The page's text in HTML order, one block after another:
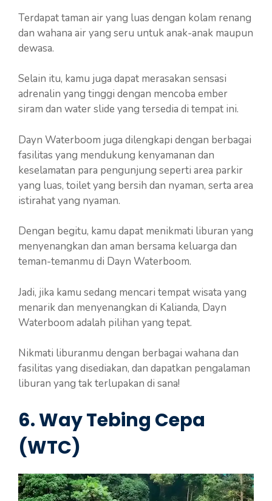
Terdapat taman air yang luas dengan kolam renang
dan wahana air yang seru untuk anak-anak maupun
dewasa.
Selain itu, kamu juga dapat merasakan sensasi
adrenalin yang tinggi dengan mencoba ember
siram dan water slide yang tersedia di tempat ini.
Dayn Waterboom juga dilengkapi dengan berbagai
fasilitas yang mendukung kenyamanan dan
keselamatan para pengunjung seperti area parkir
yang luas, toilet yang bersih dan nyaman, serta area
istirahat yang nyaman.
Dengan begitu, kamu dapat menikmati liburan yang
menyenangkan dan aman bersama keluarga dan
teman-temanmu di Dayn Waterboom.
Jadi, jika kamu sedang mencari tempat wisata yang
menarik dan menyenangkan di Kalianda, Dayn
Waterboom adalah pilihan yang tepat.
Nikmati liburanmu dengan berbagai wahana dan
fasilitas yang disediakan, dan dapatkan pengalaman
liburan yang tak terlupakan di sana!
6. Way Tebing Cepa
(WTC)